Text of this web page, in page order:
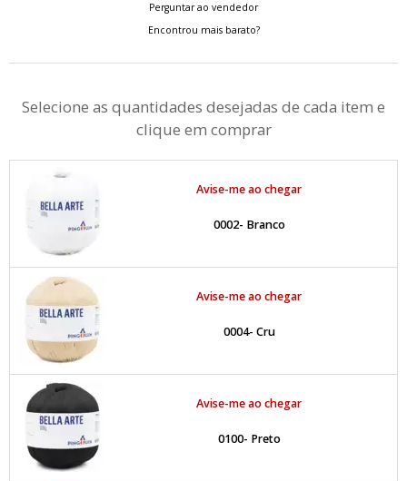
Perguntar ao vendedor
Encontrou mais barato?
Selecione as quantidades desejadas de cada item e
clique em comprar
Avise-me ao chegar
0002- Branco
Avise-me ao chegar
0004- Cru
Avise-me ao chegar
0100- Preto